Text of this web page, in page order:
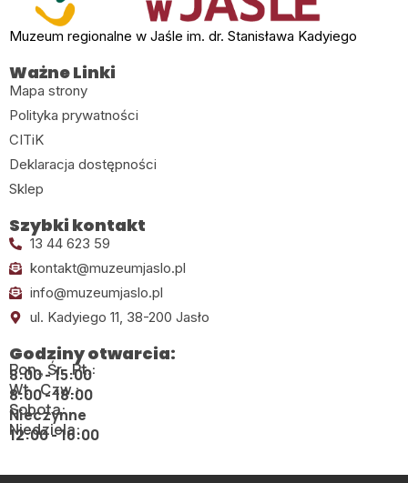
Muzeum regionalne w Jaśle im. dr. Stanisława Kadyiego
Ważne Linki
Mapa strony
Polityka prywatności
CITiK
Deklaracja dostępności
Sklep
Szybki kontakt
13 44 623 59
kontakt@muzeumjaslo.pl
info@muzeumjaslo.pl
ul. Kadyiego 11, 38-200 Jasło
Godziny otwarcia:
Pon., Śr., Pt.:
8:00 - 15:00
Wt., Czw.:
8:00 - 18:00
Sobota:
Nieczynne
Niedziela:
12:00 - 16:00